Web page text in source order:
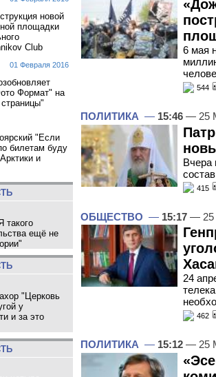
новой
площадки
Club
01 Февраля 2016
Формат" на
"Если
билетам буду
и
такого
ещё не
"Церковь
у
и за это
6 мая
544
ПОЛИТИКА — 15:46 — 25
Вчера
415
ОБЩЕСТВО — 15:17 — 25
24
462
ПОЛИТИКА — 15:12 — 25